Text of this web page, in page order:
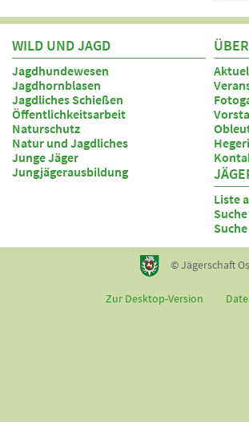
WILD UND JAGD
Jagdhundewesen
Jagdhornblasen
Jagdliches Schießen
Öffentlichkeitsarbeit
Naturschutz
Natur und Jagdliches
Junge Jäger
Jungjägerausbildung
Liste
© Jägerschaft
Zur Desktop-Version